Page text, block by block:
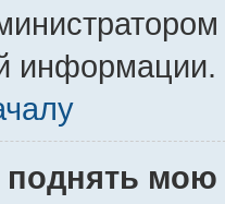
информации.
поднять мою